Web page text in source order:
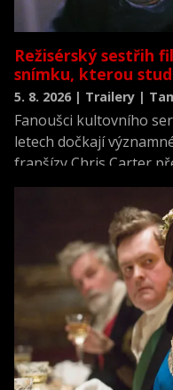
Režisérský sestřih
snímku, kterou
5. 8. 2026 | Trailery |
Fanoušci kultovního
letech dočkají
franšízy Chris Carter
neviděné režisérské